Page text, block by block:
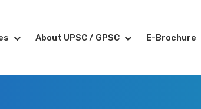
About UPSC / GPSC E-Brochure